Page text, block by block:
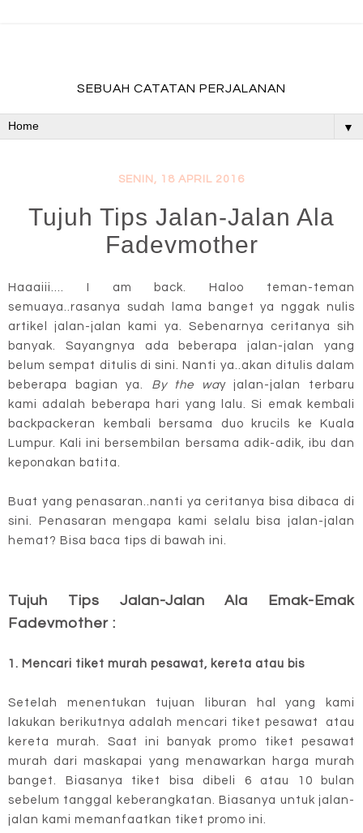
SEBUAH CATATAN PERJALANAN
▼
SENIN, 18 APRIL 2016
Tujuh Tips Jalan-Jalan Ala
Fadevmother
Haaaiii.... I am back. Haloo teman-teman
semuaya..rasanya sudah lama banget ya nggak nulis
artikel jalan-jalan kami ya. Sebenarnya ceritanya sih
banyak. Sayangnya ada beberapa jalan-jalan yang
belum sempat ditulis di sini. Nanti ya..akan ditulis dalam
beberapa bagian ya. By the way jalan-jalan terbaru
kami adalah beberapa hari yang lalu. Si emak kembali
backpackeran kembali bersama duo krucils ke Kuala
Lumpur. Kali ini bersembilan bersama adik-adik, ibu dan
keponakan batita.
Buat yang penasaran..nanti ya ceritanya bisa dibaca di
sini. Penasaran mengapa kami selalu bisa jalan-jalan
hemat? Bisa baca tips di bawah ini.
Tujuh Tips Jalan-Jalan Ala Emak-Emak
Fadevmother :
1. Mencari tiket murah pesawat, kereta atau bis
Setelah menentukan tujuan liburan hal yang kami
lakukan berikutnya adalah mencari tiket pesawat atau
kereta murah. Saat ini banyak promo tiket pesawat
murah dari maskapai yang menawarkan harga murah
banget. Biasanya tiket bisa dibeli 6 atau 10 bulan
sebelum tanggal keberangkatan. Biasanya untuk jalan-
jalan kami memanfaatkan tiket promo ini.